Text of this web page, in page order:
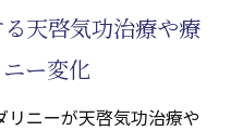
天啓気功治療や療
ー変化
ニーが天啓気功治療や